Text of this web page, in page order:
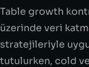
Table growth
üzerinde veri
stratejileriyle
tutulurken, cold